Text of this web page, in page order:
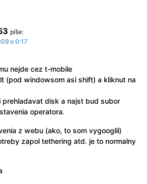
píše:
o 0:17
nejde cez t-mobile
(pod windowsom asi shift) a kliknut na
prehladavat disk a najst bud subor
operatora.
z webu (ako, to som vygooglil)
zapol tethering atd. je to normalny